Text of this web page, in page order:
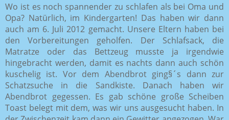
Wo ist es noch spannender zu schlafen als bei Oma und
Opa? Natürlich, im Kindergarten! Das haben wir dann
auch am 6. Juli 2012 gemacht. Unsere Eltern haben bei
den Vorbereitungen geholfen. Der Schlafsack, die
Matratze oder das Bettzeug musste ja irgendwie
hingebracht werden, damit es nachts dann auch schön
kuschelig ist. Vor dem Abendbrot ging§´s dann zur
Schatzsuche in die Sandkiste. Danach haben wir
Abendbrot gegessen. Es gab schöne große Scheiben
Toast belegt mit dem, was wir uns ausgesucht haben. In